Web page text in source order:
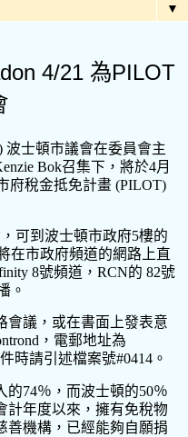
▼
4/21 為PILOT
波士頓市議會在委員會主
Bok召集下，將於4月
府稅金抵免計畫 (PILOT)
可到波士頓市政府5樓的
在市政府頻道的網路上直
8號頻道， RCN的 82號
。
會議，或在書面上發表意
，電郵地址為
件時請引述檔案號#0414 。
的74％，而波士頓的50％
計年度以來，擁有免稅物
善機構，已經能夠自願捐